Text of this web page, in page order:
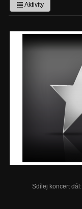
Aktivity
Sdílej koncert dál: